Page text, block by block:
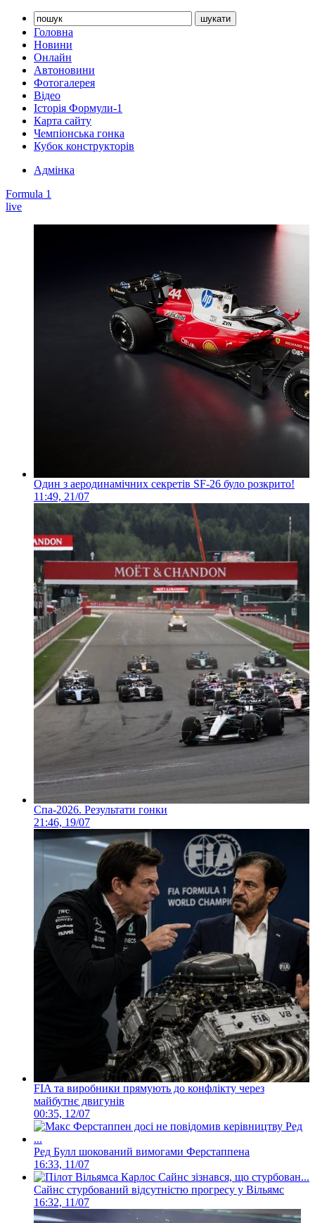
Головна
Новини
Онлайн
Автоновини
Фотогалерея
Відео
Історія Формули-1
Карта сайту
Чемпіонська гонка
Кубок конструкторів
Адмінка
Formula 1
live
Один з аеродинамічних секретів SF-26 було розкрито!
11:49, 21/07
Спа-2026. Результати гонки
21:46, 19/07
FIA та виробники прямують до конфлікту через
майбутнє двигунів
00:35, 12/07
Ред Булл шокований вимогами Ферстаппена
16:33, 11/07
Сайнс стурбований відсутністю прогресу у Вільямс
16:32, 11/07